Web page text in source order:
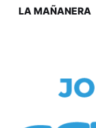
LA MAÑANERA